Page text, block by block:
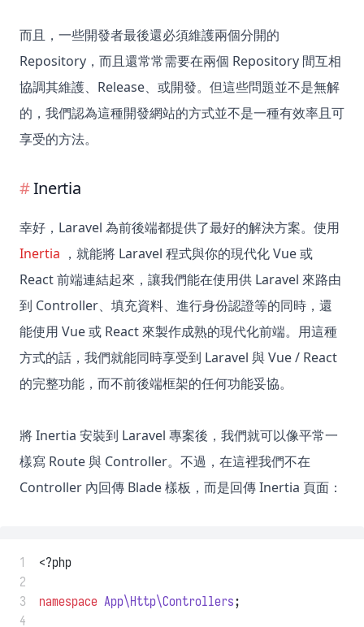
而且，一些開發者最後還必須維護兩個分開的
Repository，而且還常常需要在兩個 Repository 間互相
協調其維護、Release、或開發。但這些問題並不是無解
的，我們認為這種開發網站的方式並不是一種有效率且可
享受的方法。
Inertia
幸好，Laravel 為前後端都提供了最好的解決方案。使用
Inertia ，就能將 Laravel 程式與你的現代化 Vue 或
React 前端連結起來，讓我們能在使用供 Laravel 來路由
到 Controller、填充資料、進行身份認證等的同時，還
能使用 Vue 或 React 來製作成熟的現代化前端。用這種
方式的話，我們就能同時享受到 Laravel 與 Vue / React
的完整功能，而不前後端框架的任何功能妥協。
將 Inertia 安裝到 Laravel 專案後，我們就可以像平常一
樣寫 Route 與 Controller。不過，在這裡我們不在
Controller 內回傳 Blade 樣板，而是回傳 Inertia 頁面：
1
<?php
2
3
namespace App\Http\Controllers;
4